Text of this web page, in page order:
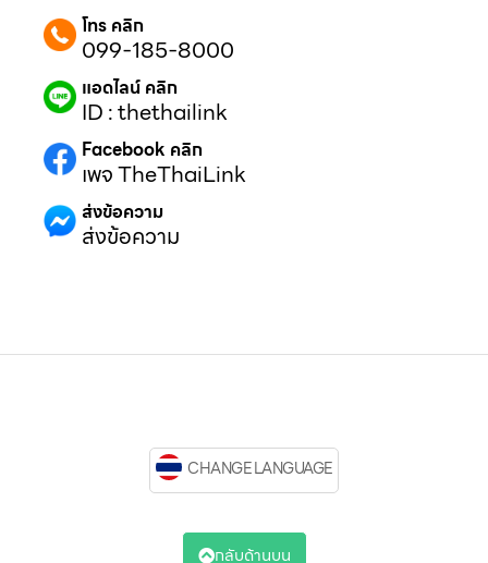
โทร คลิก
099-185-8000
แอดไลน์ คลิก
ID : thethailink
Facebook คลิก
เพจ TheThaiLink
ส่งข้อความ
ส่งข้อความ
CHANGE LANGUAGE
กลับด้านบน